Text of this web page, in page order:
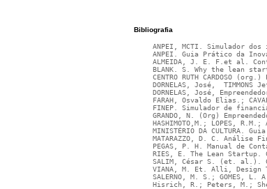
Bibliografia
ANPEI, MCTI. Simulador
ANPEI. Guia Prático da
ALMEIDA, J. E. F.et al.
BLANK. S. Why the lean
CENTRO RUTH CARDOSO
DORNELAS, José,
DORNELAS, José,
FARAH, Osvaldo Elias.;
FINEP. Simulador de
GRANDO, N. (Org)
HASHIMOTO,M.; LOPES,
MINISTÉRIO DA CULTURA.
MATARAZZO, D. C. Análise
PEGAS, P. H. Manual de
RIES, E. The Lean Startup.
SALIM, César S. (et. al.).
VIANA, M. Et. Alli, Design
SALERNO, M. S.; GOMES,
Hisrich, R.; Peters, M.;